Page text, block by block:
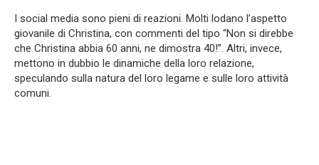
I social media sono pieni di reazioni. Molti lodano l’aspetto
giovanile di Christina, con commenti del tipo “Non si direbbe
che Christina abbia 60 anni, ne dimostra 40!”. Altri, invece,
mettono in dubbio le dinamiche della loro relazione,
speculando sulla natura del loro legame e sulle loro attività
comuni.